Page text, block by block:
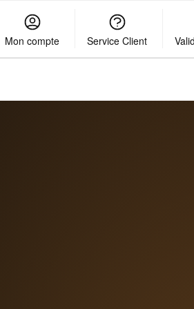
Mon compte Service Client